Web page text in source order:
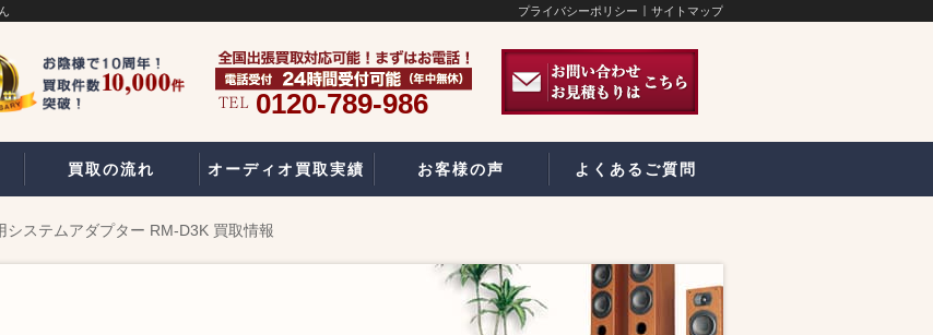
プライバシーポリシー サイトマップ
0120-789-986
買取の流れ オーディオ買取実績 お客様の声 よくあるご質問
システムアダプター RM-D3K 買取情報